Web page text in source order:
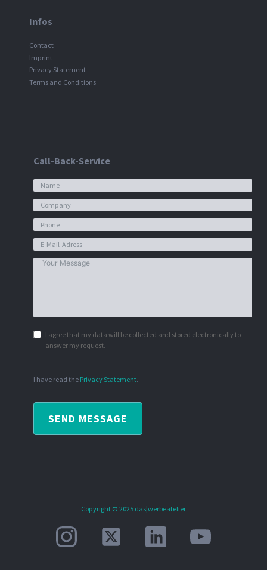
Infos
Contact
Imprint
Privacy Statement
Terms and Conditions
Call-Back-Service
I agree that my data will be collected and stored electronically to
answer my request.
I have read the Privacy Statement.
SEND MESSAGE
Copyright © 2025 das|werbeatelier